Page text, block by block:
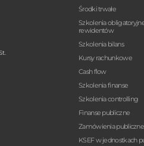
Środki trwałe
Szkolenia
rewidentów
Szkolenia bilans
Kursy rachunkowe
Cash flow
Szkolenia finanse
Szkolenia controlling
Finanse publiczne
Zamówienia publiczne
KSEF w jednostkach